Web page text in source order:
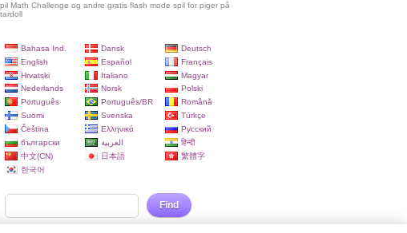
Math Challenge og andre gratis flash mode spil for piger på
Bahasa Ind. Dansk
Deutsch
English
Español
Français
Hrvatski
Italiano
Magyar
Nederlands
Norsk
Polski
Português
Português/BR
Română
Suomi
Svenska
Türkçe
Čeština
Ελληνικά
Русский
български
العربية
हिन्दी
中文(CN)
日本語
繁體字
한국어
Find